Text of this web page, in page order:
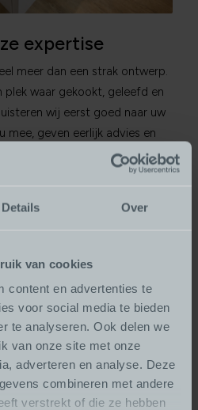
Details Over
van cookies
content en advertenties te
voor social media te bieden
te analyseren. Ook delen we
van onze site met onze
adverteren en analyse. Deze
combineren met andere
verstrekt of die ze hebben
expertise
meer dan een strak ontwerp.
plek waar gekookt, geleefd en
wij eerst goed naar uw
mee, geven eerlijk advies en
ontwerp dat perfect
Van eerste schets
zoals u dat van ons mag